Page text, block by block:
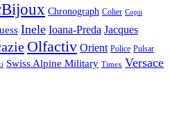
Chronograph Colier Copii
Inele Ioana-Preda Jacques
Olfactiv Orient Police Pulsar
Swiss Alpine Military Timex Versace